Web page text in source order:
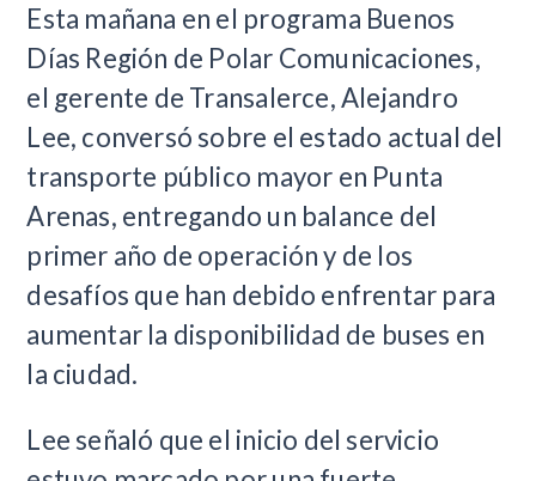
Esta mañana en el programa Buenos
Días Región de Polar Comunicaciones,
el gerente de Transalerce, Alejandro
Lee, conversó sobre el estado actual del
transporte público mayor en Punta
Arenas, entregando un balance del
primer año de operación y de los
desafíos que han debido enfrentar para
aumentar la disponibilidad de buses en
la ciudad.
Lee señaló que el inicio del servicio